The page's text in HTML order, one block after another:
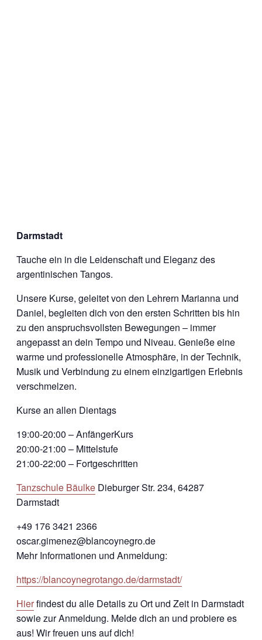
Darmstadt
Tauche ein in die Leidenschaft und Eleganz des
argentinischen Tangos.
Unsere Kurse, geleitet von den Lehrern Marianna und
Daniel, begleiten dich von den ersten Schritten bis hin
zu den anspruchsvollsten Bewegungen – immer
angepasst an dein Tempo und Niveau. Genieße eine
warme und professionelle Atmosphäre, in der Technik,
Musik und Verbindung zu einem einzigartigen Erlebnis
verschmelzen.
Kurse an allen Dientags
19:00-20:00 – AnfängerKurs
20:00-21:00 – Mittelstufe
21:00-22:00 – Fortgeschritten
Tanzschule Bäulke Dieburger Str. 234, 64287
Darmstadt
+49 176 3421 2366
oscar.gimenez@blancoynegro.de
Mehr Informationen und Anmeldung:
https://blancoynegrotango.de/darmstadt/
Hierfindest du alle Details zu Ort und Zeit in Darmstadt
sowie zur Anmeldung. Melde dich an und probiere es
aus! Wir freuen uns auf dich!